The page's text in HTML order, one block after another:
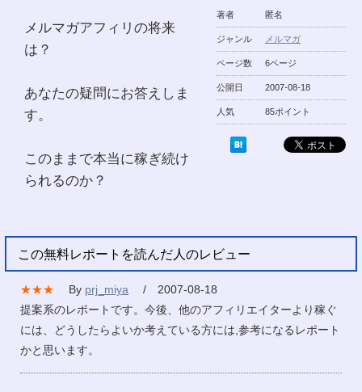
著者 匿名
ジャンル メルマガ
ページ数 6ページ
公開日 2007-08-18
人気 85ポイント
メルマガアフィリの将来
は？
あなたの疑問にお答えしま
す。
このままで本当に稼ぎ続け
られるのか？
この無料レポートを読んだ人のレビュー
★★★ By prj_miya
/ 2007-08-18
提案系のレポートです。今後、他のアフィリエイターより稼ぐ
には、どうしたらよいか考えている方には,参考になるレポート
かと思います。